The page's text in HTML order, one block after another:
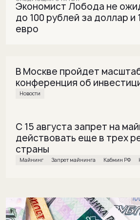
Экономист Лобода не
до 100 рублей за доллар и
евро
В Москве пройдет
конференция об
Новости
С 15 августа запрет на
действовать еще в трех
страны
майнинг Запрет майнинга Кабмин РФ